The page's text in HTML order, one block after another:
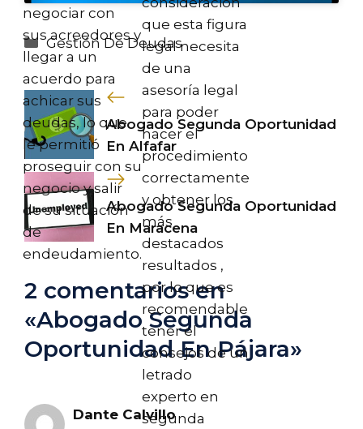
negociar con
sus acreedores y
llegar a un
acuerdo para
achicar sus
deudas, lo que
le permitió
proseguir con su
negocio y salir
de su situación
de
endeudamiento.
que esta figura
legal necesita
de una
asesoría legal
para poder
hacer el
procedimiento
correctamente
y obtener los
más
destacados
resultados ,
por lo que es
recomendable
tener el
consejos de un
letrado
experto en
segunda
Categorías
Gestión De Deudas
Abogado Segunda Oportunidad
En Alfafar
Abogado Segunda Oportunidad
En Maracena
2 comentarios en
«Abogado Segunda
Oportunidad En Pájara»
Dante Calvillo